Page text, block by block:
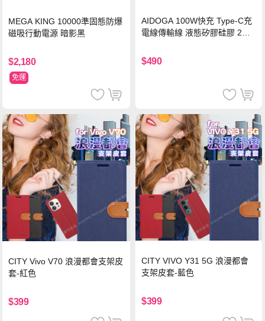
MEGA KING 10000準固態防爆
磁吸行動電源 暗影黑
$2,180
免運
AIDOGA 100W快充 Type-C充
電線傳輸線 液態矽膠硅膠 2M
$490
CITY Vivo V70 浪漫都會支架皮
套-紅色
$399
CITY VIVO Y31 5G 浪漫都會
支架皮套-藍色
$399